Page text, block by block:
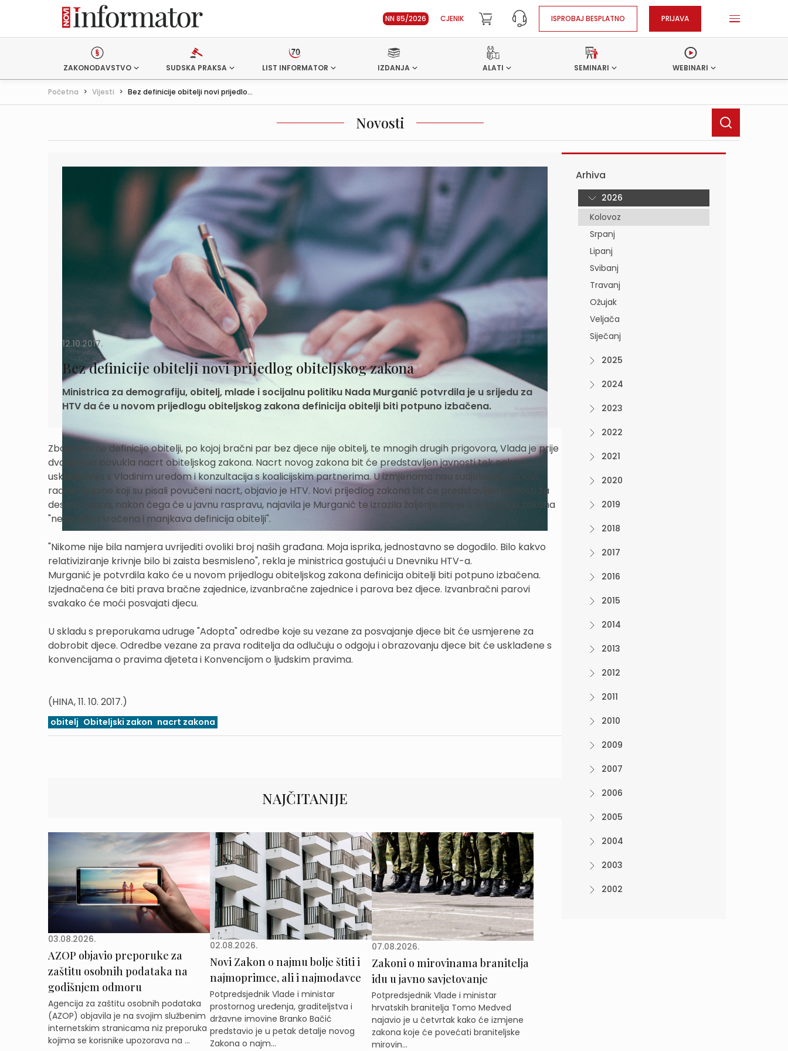
NN 85/2026 CJENIK ISPROBAJ BESPLATNO PRIJAVA
ZAKONODAVSTVO SUDSKA PRAKSA LIST INFORMATOR IZDANJA ALATI SEMINARI WEBINARI
Početna > Vijesti > Bez definicije obitelji novi prijedlo...
Novosti
12.10.2017.
Bez definicije obitelji novi prijedlog obiteljskog zakona
Ministrica za demografiju, obitelj, mlade i socijalnu politiku Nada Murganić potvrdila je u srijedu za
HTV da će u novom prijedlogu obiteljskog zakona definicija obitelji biti potpuno izbačena.
Zbog sporne definicije obitelji, po kojoj bračni par bez djece nije obitelj, te mnogih drugih prigovora, Vlada je prije
dva tjedna povukla nacrt obiteljskog zakona. Nacrt novog zakona bit će predstavljen javnosti tek nakon
usklađivanja s Vladinim uredom i konzultacija s koalicijskim partnerima. U izmjenama nisu sudjelovali članovi
radne skupine koji su pisali povučeni nacrt, objavio je HTV. Novi prijedlog zakona bit će predstavljen javnosti za
desetak dana, nakon čega će u javnu raspravu, najavila je Murganić te izrazila žaljenje što je u prijedlogu zakona
"nespretno sročena i manjkava definicija obitelji".
"Nikome nije bila namjera uvrijediti ovoliki broj naših građana. Moja isprika, jednostavno se dogodilo. Bilo kakvo
relativiziranje krivnje bilo bi zaista besmisleno", rekla je ministrica gostujući u Dnevniku HTV-a.
Murganić je potvrdila kako će u novom prijedlogu obiteljskog zakona definicija obitelji biti potpuno izbačena.
Izjednačena će biti prava bračne zajednice, izvanbračne zajednice i parova bez djece. Izvanbračni parovi
svakako će moći posvajati djecu.
U skladu s preporukama udruge "Adopta" odredbe koje su vezane za posvajanje djece bit će usmjerene za
dobrobit djece. Odredbe vezane za prava roditelja da odlučuju o odgoju i obrazovanju djece bit će usklađene s
konvencijama o pravima djeteta i Konvencijom o ljudskim pravima.
(HINA, 11. 10. 2017.)
obitelj Obiteljski zakon nacrt zakona
NAJČITANIJE
03.08.2026.
AZOP objavio preporuke za
zaštitu osobnih podataka na
godišnjem odmoru
Agencija za zaštitu osobnih podataka
(AZOP) objavila je na svojim službenim
internetskim stranicama niz preporuka
kojima se korisnike upozorava na ...
02.08.2026.
Novi Zakon o najmu bolje štiti i
najmoprimce, ali i najmodavce
Potpredsjednik Vlade i ministar
prostornog uređenja, graditeljstva i
državne imovine Branko Bačić
predstavio je u petak detalje novog
Zakona o najm...
07.08.2026.
Zakoni o mirovinama branitelja
idu u javno savjetovanje
Potpredsjednik Vlade i ministar
hrvatskih branitelja Tomo Medved
najavio je u četvrtak kako će izmjene
zakona koje će povećati braniteljske
mirovin...
Arhiva
2026
Kolovoz
Srpanj
Lipanj
Svibanj
Travanj
Ožujak
Veljača
Siječanj
2025
2024
2023
2022
2021
2020
2019
2018
2017
2016
2015
2014
2013
2012
2011
2010
2009
2007
2006
2005
2004
2003
2002